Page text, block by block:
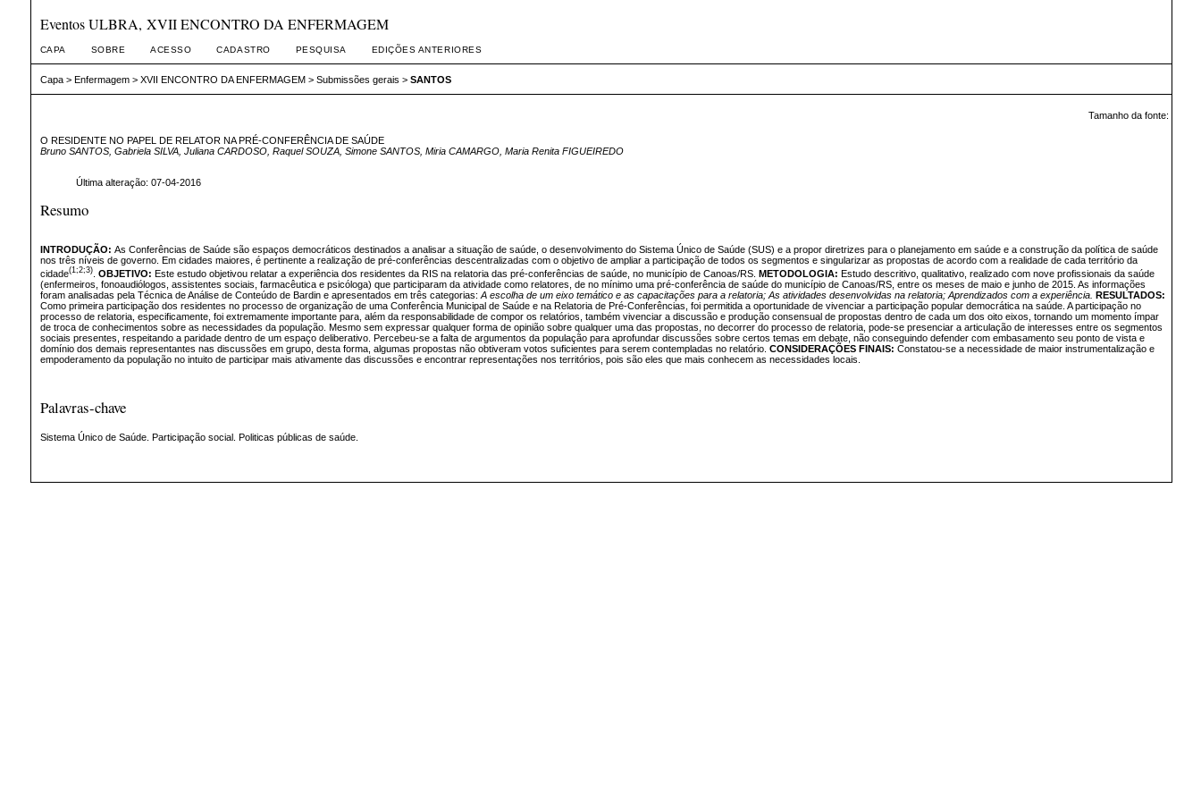
Eventos ULBRA, XVII ENCONTRO DA ENFERMAGEM
CAPA SOBRE ACESSO CADASTRO PESQUISA EDIÇÕES ANTERIORES
Capa> Enfermagem> XVII ENCONTRO DA ENFERMAGEM> Submissões gerais > SANTOS
Tamanho da fonte:
O RESIDENTE NO PAPEL DE RELATOR NA PRÉ-CONFERÊNCIA DE SAÚDE
Bruno SANTOS, Gabriela SILVA, Juliana CARDOSO, Raquel SOUZA, Simone SANTOS, Miria CAMARGO, Maria Renita FIGUEIREDO
Última alteração: 07-04-2016
Resumo
INTRODUÇÃO: As Conferências de Saúde são espaços democráticos destinados a analisar a situação de saúde, o desenvolvimento do Sistema Único de Saúde (SUS) e a propor diretrizes para o planejamento em saúde e a construção da política de saúde
nos três níveis de governo. Em cidades maiores, é pertinente a realização de pré-conferências descentralizadas com o objetivo de ampliar a participação de todos os segmentos e singularizar as propostas de acordo com a realidade de cada território da
cidade(1;2;3). OBJETIVO: Este estudo objetivou relatar a experiência dos residentes da RIS na relatoria das pré-conferências de saúde, no município de Canoas/RS. METODOLOGIA: Estudo descritivo, qualitativo, realizado com nove profissionais da saúde
(enfermeiros, fonoaudiólogos, assistentes sociais, farmacêutica e psicóloga) que participaram da atividade como relatores, de no mínimo uma pré-conferência de saúde do município de Canoas/RS, entre os meses de maio e junho de 2015. As informações
foram analisadas pela Técnica de Análise de Conteúdo de Bardin e apresentados em três categorias: A escolha de um eixo temático e as capacitações para a relatoria; As atividades desenvolvidas na relatoria; Aprendizados com a experiência. RESULTADOS:
Como primeira participação dos residentes no processo de organização de uma Conferência Municipal de Saúde e na Relatoria de Pré-Conferências, foi permitida a oportunidade de vivenciar a participação popular democrática na saúde. A participação no
processo de relatoria, especificamente, foi extremamente importante para, além da responsabilidade de compor os relatórios, também vivenciar a discussão e produção consensual de propostas dentro de cada um dos oito eixos, tornando um momento ímpar
de troca de conhecimentos sobre as necessidades da população. Mesmo sem expressar qualquer forma de opinião sobre qualquer uma das propostas, no decorrer do processo de relatoria, pode-se presenciar a articulação de interesses entre os segmentos
sociais presentes, respeitando a paridade dentro de um espaço deliberativo. Percebeu-se a falta de argumentos da população para aprofundar discussões sobre certos temas em debate, não conseguindo defender com embasamento seu ponto de vista e
domínio dos demais representantes nas discussões em grupo, desta forma, algumas propostas não obtiveram votos suficientes para serem contempladas no relatório. CONSIDERAÇÕES FINAIS: Constatou-se a necessidade de maior instrumentalização e
empoderamento da população no intuito de participar mais ativamente das discussões e encontrar representações nos territórios, pois são eles que mais conhecem as necessidades locais.
Palavras-chave
Sistema Único de Saúde. Participação social. Politicas públicas de saúde.